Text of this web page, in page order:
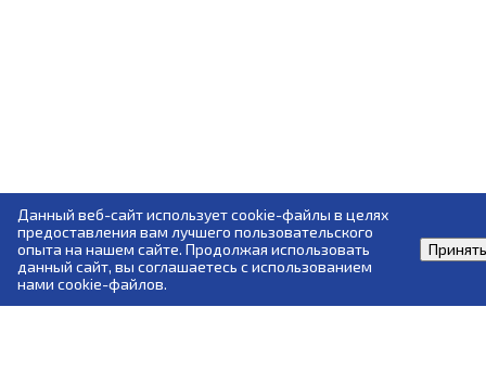
Данный веб-сайт использует cookie-файлы в целях
предоставления вам лучшего пользовательского
опыта на нашем сайте. Продолжая использовать
данный сайт, вы соглашаетесь с использованием
нами cookie-файлов.
Принять